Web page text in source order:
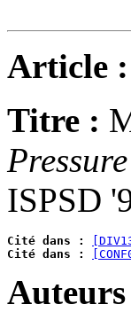
Article :
Titre :
ISPSD
Cité dans :
Cité dans :